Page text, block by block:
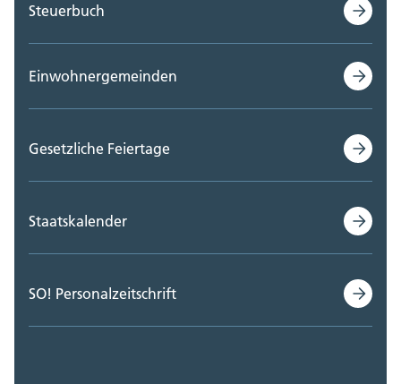
Steuerbuch
Einwohnergemeinden
Gesetzliche Feiertage
Staatskalender
SO! Personalzeitschrift